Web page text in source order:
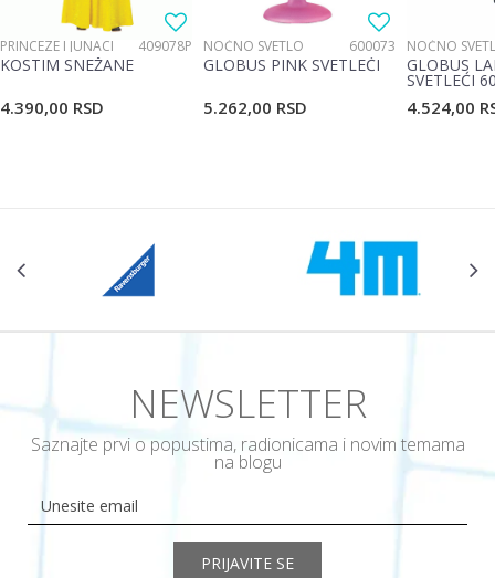
PRINCEZE I JUNACI 409078P
KOSTIM SNEŽANE
4.390,00 RSD
NOĆNO SVETLO 600073
GLOBUS PINK SVETLEĆI
5.262,00 RSD
NOĆNO
GLOBUS
SVETLEĆI
4.524,00
NEWSLETTER
Saznajte prvi o popustima, radionicama i novim temama
na blogu
PRIJAVITE SE